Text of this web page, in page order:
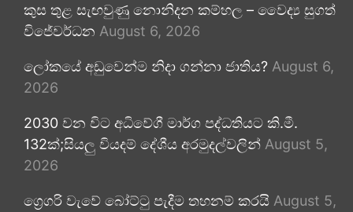
කුස තුළ සැඟවුණු නොනිදන කම්හල – වෛද්‍ය සුගත්
විජේවර්ධන August 6, 2026
ලෝකයේ අඩුවෙන්ම නිදා ගන්නා ජාතිය? August 6,
2026
2030 වන විට අධිවේගී මාර්ග පද්ධතියට කි.මී.
132ක්;සියලු වියදම් දේශීය අරමුදල්වලින් August 5,
2026
ග්‍රෙගරි වැවේ බෝට්ටු පැදීම තහනම් කරයි August 5,